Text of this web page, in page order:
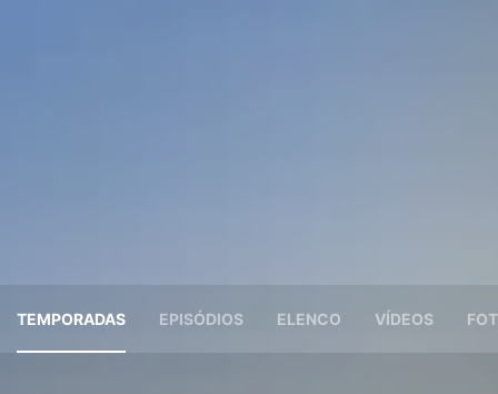
TEMPORADAS EPISÓDIOS ELENCO VÍDEOS